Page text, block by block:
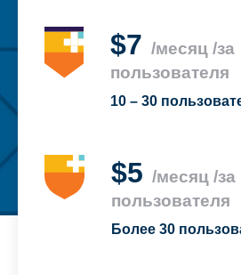
$7 /месяц /за
пользователя
10 – 30
$5 /месяц /за
пользователя
Более 30